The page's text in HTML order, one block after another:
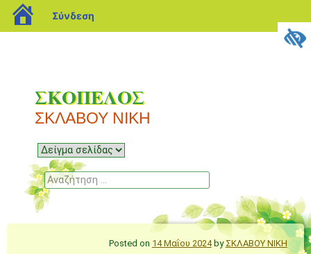
ΣΚΟΠΕΛΟΣ
ΣΚΛΑΒΟΥ ΝΙΚΗ
Μενού
Μετάβαση
σε
περιεχόμενο
Αναζήτηση
Posted on 14 Μαΐου 2024by ΣΚΛΑΒΟΥ ΝΙΚΗ
blogs.sch.gr
Σύνδεση